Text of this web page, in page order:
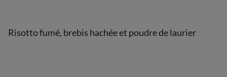
Risotto fumé, brebis hachée et poudre de laurier